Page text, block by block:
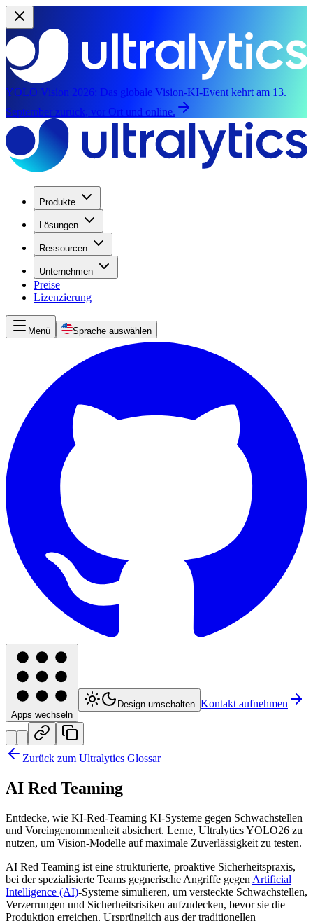
YOLO Vision 2026: Das globale Vision-KI-Event kehrt am 13.
September zurück, vor Ort und online.
Produkte
Lösungen
Ressourcen
Unternehmen
Preise
Lizenzierung
Menü Sprache auswählen
Apps wechseln
Design umschalten Kontakt aufnehmen
Zurück zum Ultralytics Glossar
AI Red Teaming
Entdecke, wie KI-Red-Teaming KI-Systeme gegen Schwachstellen
und Voreingenommenheit absichert. Lerne, Ultralytics YOLO26 zu
nutzen, um Vision-Modelle auf maximale Zuverlässigkeit zu testen.
AI Red Teaming ist eine strukturierte, proaktive Sicherheitspraxis,
bei der spezialisierte Teams gegnerische Angriffe gegen Artificial
Intelligence (AI)-Systeme simulieren, um versteckte Schwachstellen,
Verzerrungen und Sicherheitsrisiken aufzudecken, bevor sie die
Produktion erreichen. Ursprünglich aus der traditionellen